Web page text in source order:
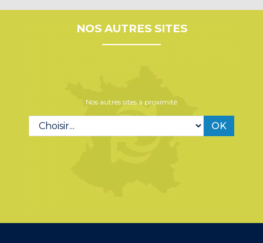
NOS AUTRES SITES
Nos autres sites à proximité
OK